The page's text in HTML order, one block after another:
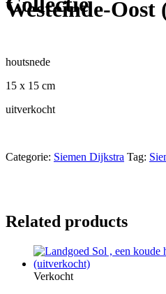
Westeinde-
houtsnede
15 x 15 cm
uitverkocht
Categorie: Siemen Dijkstra Tag:
Related products
Verkocht